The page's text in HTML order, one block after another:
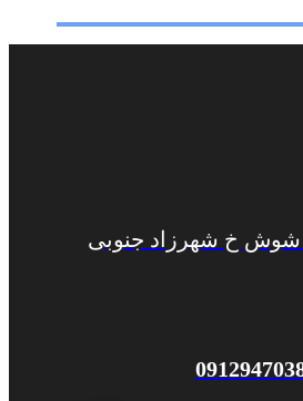
شوش خ شهرزاد جنوبی